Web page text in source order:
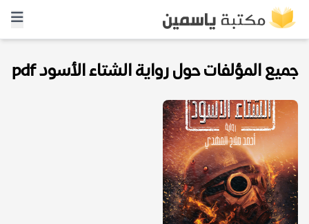
جميع المؤلفات حول رواية الشتاء الأسود pdf